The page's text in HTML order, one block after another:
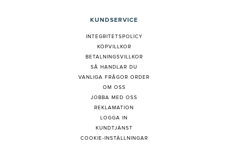
KUNDSERVICE
INTEGRITETSPOLICY
KÖPVILLKOR
BETALNINGSVILLKOR
SÅ HANDLAR DU
VANLIGA FRÅGOR ORDER
OM OSS
JOBBA MED OSS
REKLAMATION
LOGGA IN
KUNDTJÄNST
COOKIE-INSTÄLLNINGAR